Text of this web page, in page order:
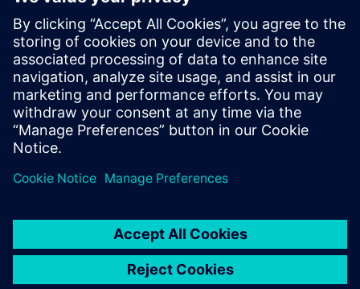
preciso a través del desarrollo
de un programa de soporte y
análisis de diseño.
Hyeong-don Jeong, Mánager financiero, Valeo Kapec